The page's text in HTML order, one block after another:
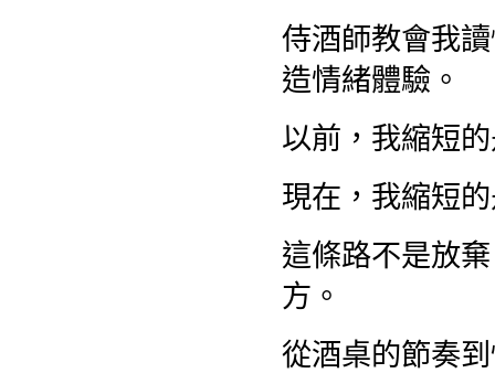
侍酒師教會我
造情緒體驗。
以前，我縮短
現在，我縮短
這條路不是放
方。
從酒桌的節奏